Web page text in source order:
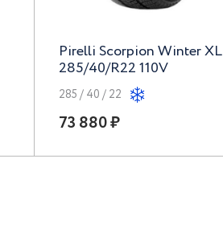
Pirelli Scorpion Winter XL
285/40/R22 110V
285 / 40 / 22
73 880 ₽